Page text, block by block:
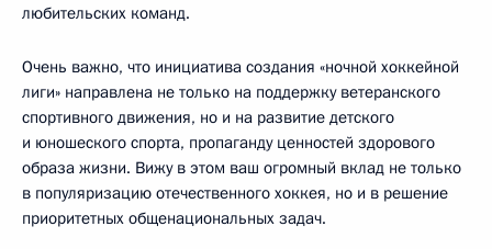
любительских команд.
Очень важно, что инициатива создания «ночной хоккейной
лиги» направлена не только на поддержку ветеранского
спортивного движения, но и на развитие детского
и юношеского спорта, пропаганду ценностей здорового
образа жизни. Вижу в этом ваш огромный вклад не только
в популяризацию отечественного хоккея, но и в решение
приоритетных общенациональных задач.